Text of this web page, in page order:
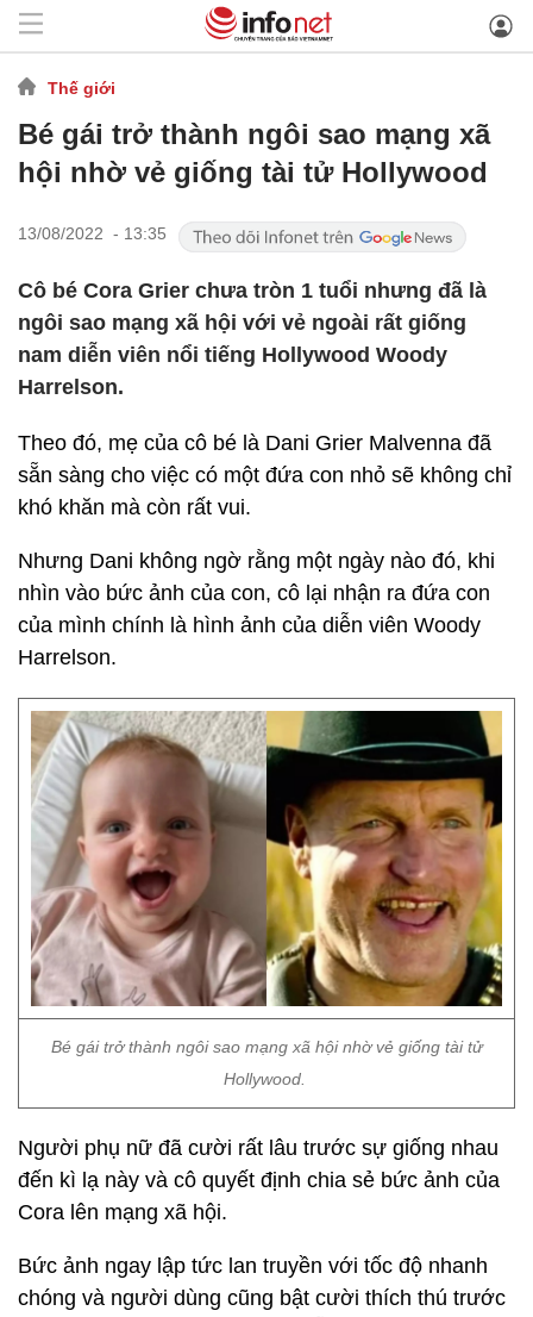
Thế giới
Bé gái trở thành ngôi sao mạng xã
hội nhờ vẻ giống tài tử Hollywood
13/08/2022 - 13:35
Cô bé Cora Grier chưa tròn 1 tuổi nhưng đã là
ngôi sao mạng xã hội với vẻ ngoài rất giống
nam diễn viên nổi tiếng Hollywood Woody
Harrelson.
Theo đó, mẹ của cô bé là Dani Grier Malvenna đã
sẵn sàng cho việc có một đứa con nhỏ sẽ không chỉ
khó khăn mà còn rất vui.
Nhưng Dani không ngờ rằng một ngày nào đó, khi
nhìn vào bức ảnh của con, cô lại nhận ra đứa con
của mình chính là hình ảnh của diễn viên Woody
Harrelson.
Bé gái trở thành ngôi sao mạng xã hội nhờ vẻ giống tài tử
Hollywood.
Người phụ nữ đã cười rất lâu trước sự giống nhau
đến kì lạ này và cô quyết định chia sẻ bức ảnh của
Cora lên mạng xã hội.
Bức ảnh ngay lập tức lan truyền với tốc độ nhanh
chóng và người dùng cũng bật cười thích thú trước